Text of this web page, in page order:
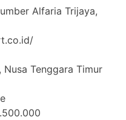
Alfaria Trijaya,
Nusa Tenggara Timur